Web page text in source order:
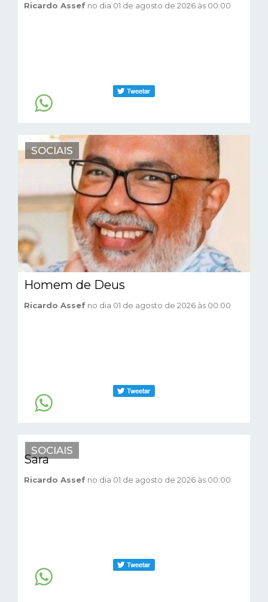
Ricardo Assef no dia 01 de agosto de 2026 às 00:00
SOCIAIS
Homem de Deus
Ricardo Assef no dia 01 de agosto de 2026 às 00:00
SOCIAIS
Sara
Ricardo Assef no dia 01 de agosto de 2026 às 00:00